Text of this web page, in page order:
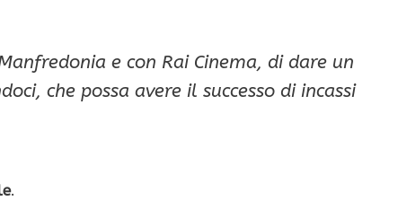
e con Rai Cinema, di dare un
che possa avere il successo di incassi
.